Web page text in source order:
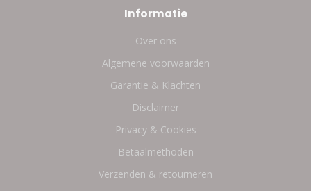
Informatie
Over ons
Algemene voorwaarden
Garantie & Klachten
Disclaimer
Privacy & Cookies
Betaalmethoden
Verzenden & retourneren